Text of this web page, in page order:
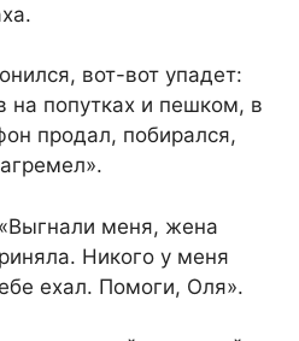
вот-вот упадет:
на попутках и пешком, в
продал, побирался,
меня, жена
Никого у меня
ехал. Помоги, Оля».